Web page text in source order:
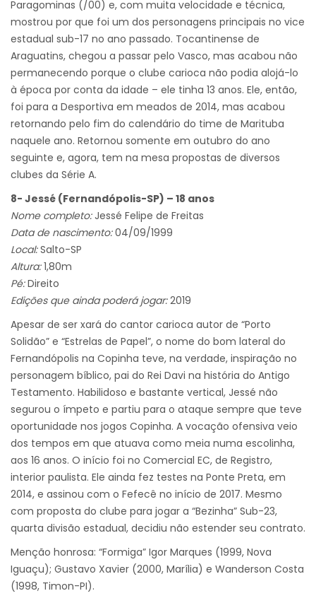
Paragominas (/00) e, com muita velocidade e técnica,
mostrou por que foi um dos personagens principais no vice
estadual sub-17 no ano passado. Tocantinense de
Araguatins, chegou a passar pelo Vasco, mas acabou não
permanecendo porque o clube carioca não podia alojá-lo
à época por conta da idade – ele tinha 13 anos. Ele, então,
foi para a Desportiva em meados de 2014, mas acabou
retornando pelo fim do calendário do time de Marituba
naquele ano. Retornou somente em outubro do ano
seguinte e, agora, tem na mesa propostas de diversos
clubes da Série A.
8- Jessé (Fernandópolis-SP) – 18 anos
Nome completo:Jessé Felipe de Freitas
Data de nascimento:04/09/1999
Local:Salto-SP
Altura:1,80m
Pé:Direito
Edições que ainda poderá jogar:2019
Apesar de ser xará do cantor carioca autor de “Porto
Solidão” e “Estrelas de Papel”, o nome do bom lateral do
Fernandópolis na Copinha teve, na verdade, inspiração no
personagem bíblico, pai do Rei Davi na história do Antigo
Testamento. Habilidoso e bastante vertical, Jessé não
segurou o ímpeto e partiu para o ataque sempre que teve
oportunidade nos jogos Copinha. A vocação ofensiva veio
dos tempos em que atuava como meia numa escolinha,
aos 16 anos. O início foi no Comercial EC, de Registro,
interior paulista. Ele ainda fez testes na Ponte Preta, em
2014, e assinou com o Fefecê no início de 2017. Mesmo
com proposta do clube para jogar a “Bezinha” Sub-23,
quarta divisão estadual, decidiu não estender seu contrato.
Menção honrosa: “Formiga” Igor Marques (1999, Nova
Iguaçu); Gustavo Xavier (2000, Marília) e Wanderson Costa
(1998, Timon-PI).